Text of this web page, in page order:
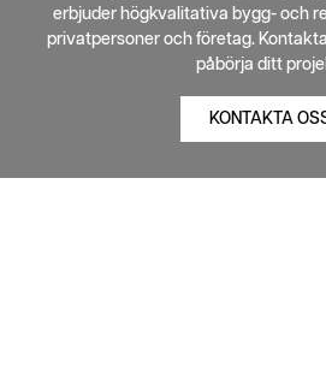
erbjuder högkvalitativa bygg- och
privatpersoner och företag.
påbörja ditt
KONTAKTA